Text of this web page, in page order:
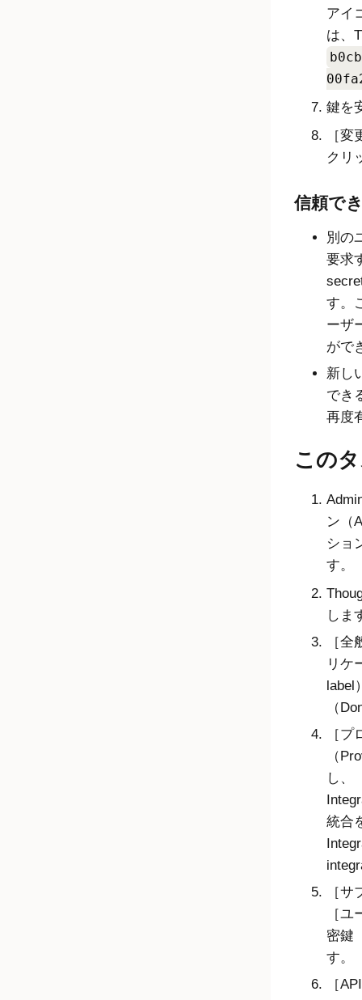
アイ
は、
鍵を
変
クリ
信頼で
別の
要求
す。
ーザ
がで
新し
でき
再度
この
ン（
ショ
す。
しま
全
リケ
label
（
プ
（
し、
統合
サ
ユ
密鍵
す。